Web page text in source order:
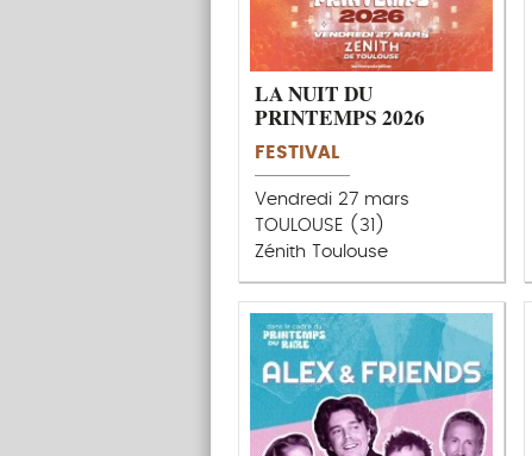
LA NUIT DU
PRINTEMPS 2026
FESTIVAL
Vendredi 27 mars
TOULOUSE (31)
Zénith Toulouse